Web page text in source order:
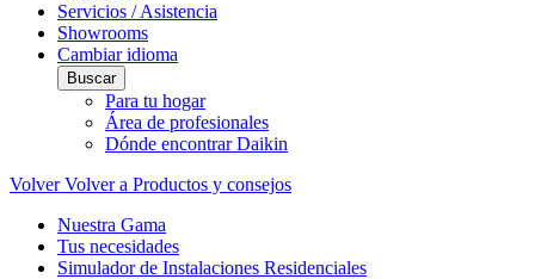
Servicios / Asistencia
Showrooms
Cambiar idioma
Buscar
Para tu hogar
Área de profesionales
Dónde encontrar Daikin
Volver Volver a Productos y consejos
Nuestra Gama
Tus necesidades
Simulador de Instalaciones Residenciales